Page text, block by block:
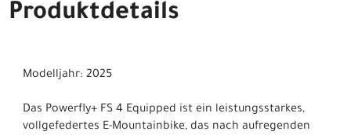
Produktdetails
Modelljahr: 2025
Das Powerfly+ FS 4 Equipped ist ein leistungsstarkes,
vollgefedertes E-Mountainbike, das nach aufregenden